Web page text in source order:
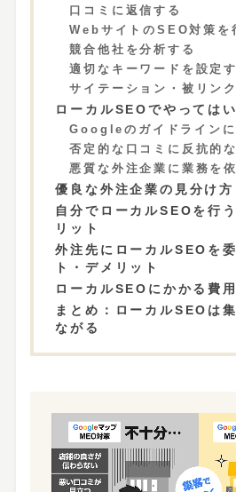
口コミに返信する
WebサイトのSEO対策を
競合他社を分析する
適切なキーワードを設定
サイテーション・被リン
ローカルSEOでやっては
Googleのガイドラインに
否定的な口コミに反抗的
悪質な外注企業に業務を
優良な外注企業の見分け方
自分でローカルSEOを行
リット
外注先にローカルSEOを
ト・デメリット
ローカルSEOにかかる費
まとめ：ローカルSEOは
ながる